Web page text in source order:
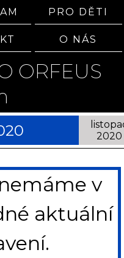
PRO DĚTI
O NÁS
ORFEUS
2020
v
aktuální